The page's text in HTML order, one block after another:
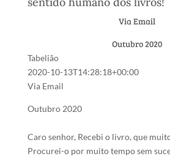
Via Email
Outubro 2020
Tabelião
2020-10-13T14:28:18+00:00
Via Email
Outubro 2020
Caro senhor, Recebi o livro, que
Procurei-o por muito tempo sem